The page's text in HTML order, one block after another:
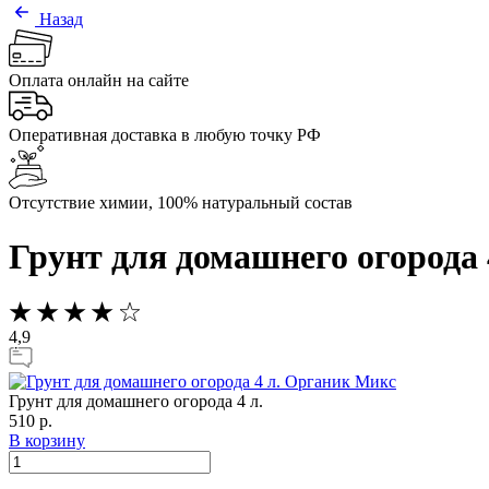
Назад
Оплата онлайн на сайте
Оперативная доставка в любую точку РФ
Отсутствие химии, 100% натуральный состав
Грунт для домашнего огорода
4,9
Грунт для домашнего огорода 4 л.
510 р.
В корзину